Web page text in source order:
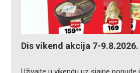
Dis vikend akcija 7-9.8.2026.